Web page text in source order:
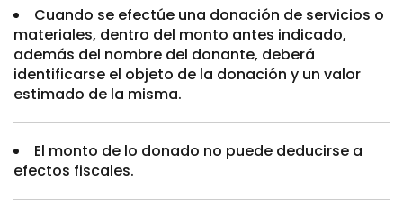
Cuando se efectúe una donación de servicios o
materiales, dentro del monto antes indicado,
además del nombre del donante, deberá
identificarse el objeto de la donación y un valor
estimado de la misma.
El monto de lo donado no puede deducirse a
efectos fiscales.